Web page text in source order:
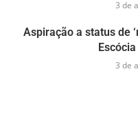
3 de
Aspiração a status de
3 de